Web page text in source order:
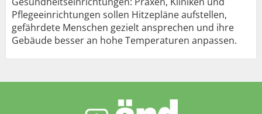
Pflegeeinrichtungen sollen Hitzepläne aufstellen,
gefährdete Menschen gezielt ansprechen und ihre
Gebäude besser an hohe Temperaturen anpassen.